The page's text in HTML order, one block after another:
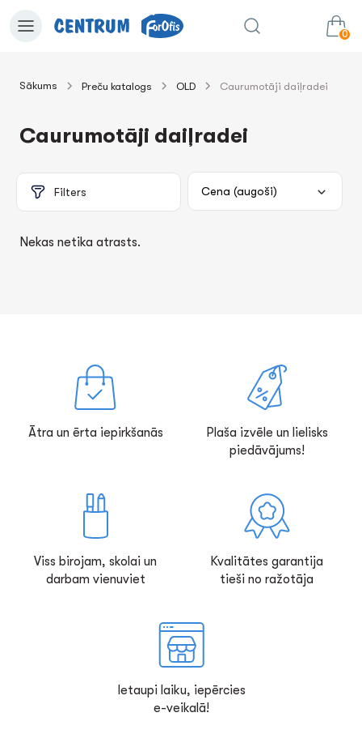
0
Sākums Preču katalogs OLD Caurumotāji daiļradei
Caurumotāji daiļradei
Filters
Nekas netika atrasts.
Ātra un ērta iepirkšanās
Plaša izvēle un lielisks
piedāvājums!
Viss birojam, skolai un
darbam vienuviet
Kvalitātes garantija
tieši no ražotāja
Ietaupi laiku, iepērcies
e-veikalā!